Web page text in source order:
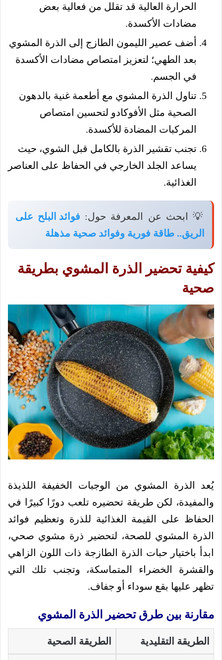
الحرارة العالية قد تقلل من فعالية بعض
مضادات الأكسدة.
أضف عصير الليمون الطازج إلى الذرة المشوي
بعد الطهي؛ لتعزيز امتصاص مضادات الأكسدة
في الجسم.
تناول الذرة المشوي مع أطعمة غنية بالدهون
الصحية مثل الأفوكادو لتحسين امتصاص
المركبات المضادة للأكسدة.
تجنب تقشير الذرة بالكامل قبل الشوي، حيث
يساعد الجلد الخارجي في الحفاظ على العناصر
الغذائية.
💡 ابحث عن المعرفة حول: فوائد البلح على
الريق​.. طاقة فورية وفوائد صحية مذهلة
كيفية تحضير الذرة المشوي بطريقة
صحية
يُعد الذرة المشوي من الوجبات الخفيفة اللذيذة
والمفيدة، لكن طريقة تحضيره تلعب دورًا كبيرًا في
الحفاظ على القيمة الغذائية للذرة وتعظيم فوائد
الذرة المشوي للصحة، لتحضير ذرة مشوي صحي،
ابدأ باختيار حبات الذرة الطازجة ذات اللون الزاهي
والقشرة الخضراء المتماسكة، وتجنب تلك التي
تظهر عليها بقع سوداء أو جفاف.
مقارنة بين طرق تحضير الذرة المشوي
الطريقة التقليدية الطريقة الصحية